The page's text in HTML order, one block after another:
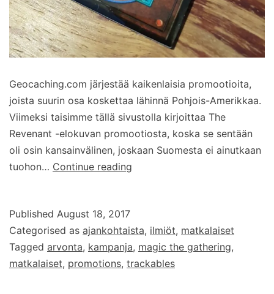
Geocaching.com järjestää kaikenlaisia promootioita,
joista suurin osa koskettaa lähinnä Pohjois-Amerikkaa.
Viimeksi taisimme tällä sivustolla kirjoittaa The
Revenant -elokuvan promootiosta, koska se sentään
oli osin kansainvälinen, joskaan Suomesta ei ainutkaan
tuohon… Continue reading
matkalaisten
arvontaan
Published August 18, 2017
Categorised as ajankohtaista, ilmiöt, matkalaiset
Tagged arvonta, kampanja, magic the gathering,
matkalaiset, promotions, trackables